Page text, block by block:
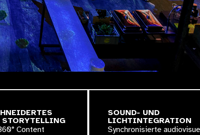
V
Content
SOUND- UND
LICHTINTEGRATION
Synchronisierte